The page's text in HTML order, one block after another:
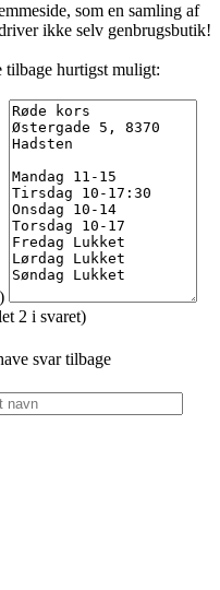
som en samling af
ikke selv genbrugsbutik!
tilbage hurtigst muligt:
2 i svaret)
svar tilbage